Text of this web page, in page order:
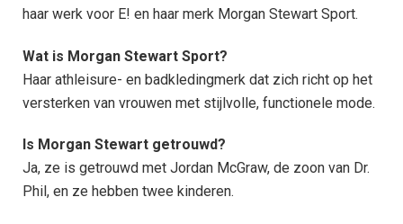
haar werk voor E! en haar merk Morgan Stewart Sport.
Wat is Morgan Stewart Sport?
Haar athleisure- en badkledingmerk dat zich richt op het
versterken van vrouwen met stijlvolle, functionele mode.
Is Morgan Stewart getrouwd?
Ja, ze is getrouwd met Jordan McGraw, de zoon van Dr.
Phil, en ze hebben twee kinderen.